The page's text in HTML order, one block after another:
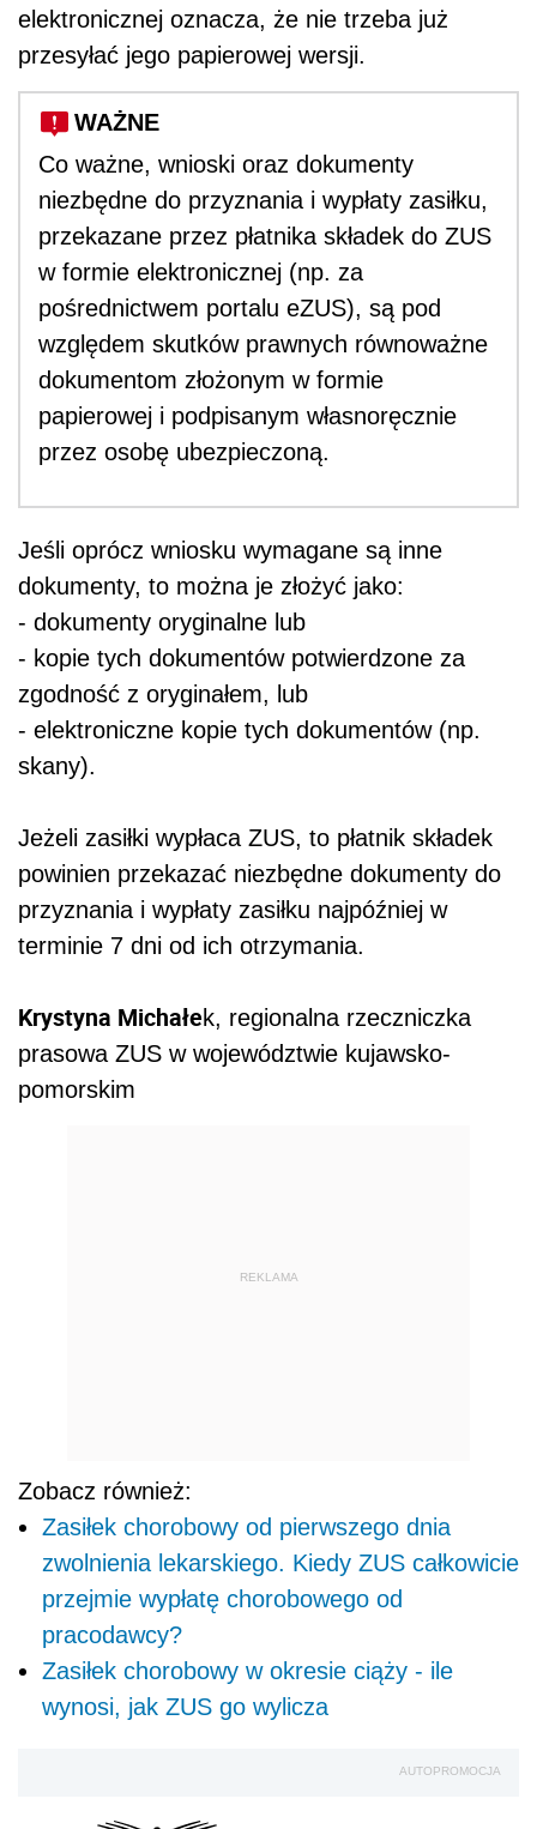
elektronicznej oznacza, że nie trzeba już
przesyłać jego papierowej wersji.
WAŻNE
Co ważne, wnioski oraz dokumenty
niezbędne do przyznania i wypłaty zasiłku,
przekazane przez płatnika składek do ZUS
w formie elektronicznej (np. za
pośrednictwem portalu eZUS), są pod
względem skutków prawnych równoważne
dokumentom złożonym w formie
papierowej i podpisanym własnoręcznie
przez osobę ubezpieczoną.
Jeśli oprócz wniosku wymagane są inne
dokumenty, to można je złożyć jako:
- dokumenty oryginalne lub
- kopie tych dokumentów potwierdzone za
zgodność z oryginałem, lub
- elektroniczne kopie tych dokumentów (np.
skany).
Jeżeli zasiłki wypłaca ZUS, to płatnik składek
powinien przekazać niezbędne dokumenty do
przyznania i wypłaty zasiłku najpóźniej w
terminie 7 dni od ich otrzymania.
Krystyna Michałek, regionalna rzeczniczka
prasowa ZUS w województwie kujawsko-
pomorskim
REKLAMA
Zobacz również:
Zasiłek chorobowy od pierwszego dnia
zwolnienia lekarskiego. Kiedy ZUS całkowicie
przejmie wypłatę chorobowego od
pracodawcy?
Zasiłek chorobowy w okresie ciąży - ile
wynosi, jak ZUS go wylicza
AUTOPROMOCJA